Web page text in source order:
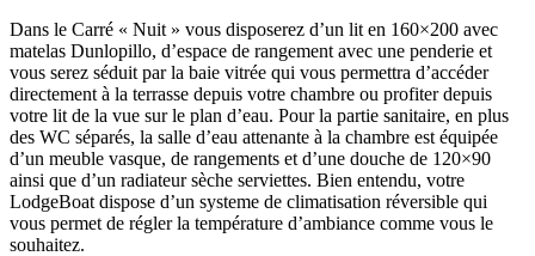
Dans le Carré « Nuit » vous disposerez d’un lit en 160×200 avec
matelas Dunlopillo, d’espace de rangement avec une penderie et
vous serez séduit par la baie vitrée qui vous permettra d’accéder
directement à la terrasse depuis votre chambre ou profiter depuis
votre lit de la vue sur le plan d’eau. Pour la partie sanitaire, en plus
des WC séparés, la salle d’eau attenante à la chambre est équipée
d’un meuble vasque, de rangements et d’une douche de 120×90
ainsi que d’un radiateur sèche serviettes. Bien entendu, votre
LodgeBoat dispose d’un systeme de climatisation réversible qui
vous permet de régler la température d’ambiance comme vous le
souhaitez.